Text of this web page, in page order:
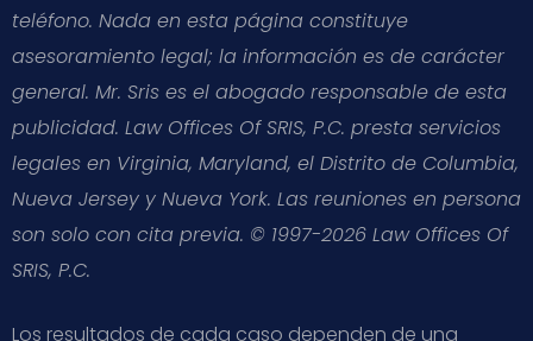
teléfono. Nada en esta página constituye
asesoramiento legal; la información es de carácter
general. Mr. Sris es el abogado responsable de esta
publicidad. Law Offices Of SRIS, P.C. presta servicios
legales en Virginia, Maryland, el Distrito de Columbia,
Nueva Jersey y Nueva York. Las reuniones en persona
son solo con cita previa. © 1997-2026 Law Offices Of
SRIS, P.C.
Los resultados de cada caso dependen de una